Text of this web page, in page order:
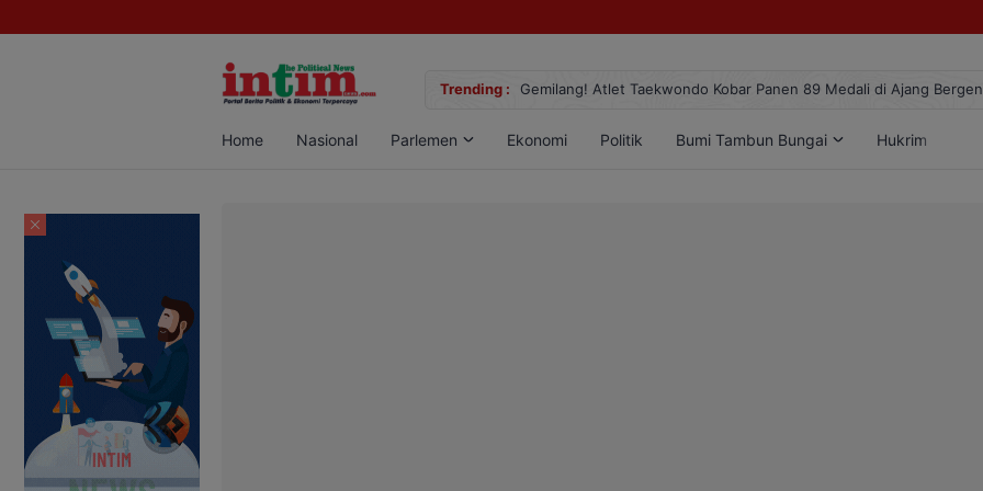
Trending :
Sabu di Pangkalan Bun, Dua Pelaku Diamankan Gemilang! Atlet Taekwondo Kobar Panen 89 Medali di Ajang
Home Nasional Parlemen Ekonomi Politik Bumi Tambun Bungai Hukrim